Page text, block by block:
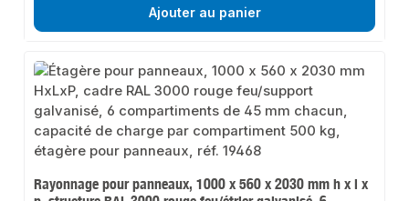
Ajouter au panier
Rayonnage pour panneaux, 1000 x 560 x 2030 mm h x l x